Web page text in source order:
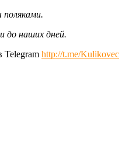
до наших дней.
Telegram http://t.me/Kulikovec